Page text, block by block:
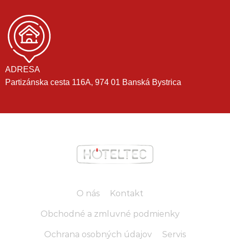
ADRESA
Partizánska cesta 116A, 974 01 Banská Bystrica
O nás Kontakt
Obchodné a zmluvné podmienky
Ochrana osobných údajov Servis